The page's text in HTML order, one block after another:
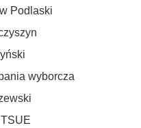
Podlaski
wyborcza